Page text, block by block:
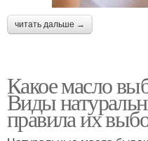
читать дальше →
Какое масло
Виды
правила их